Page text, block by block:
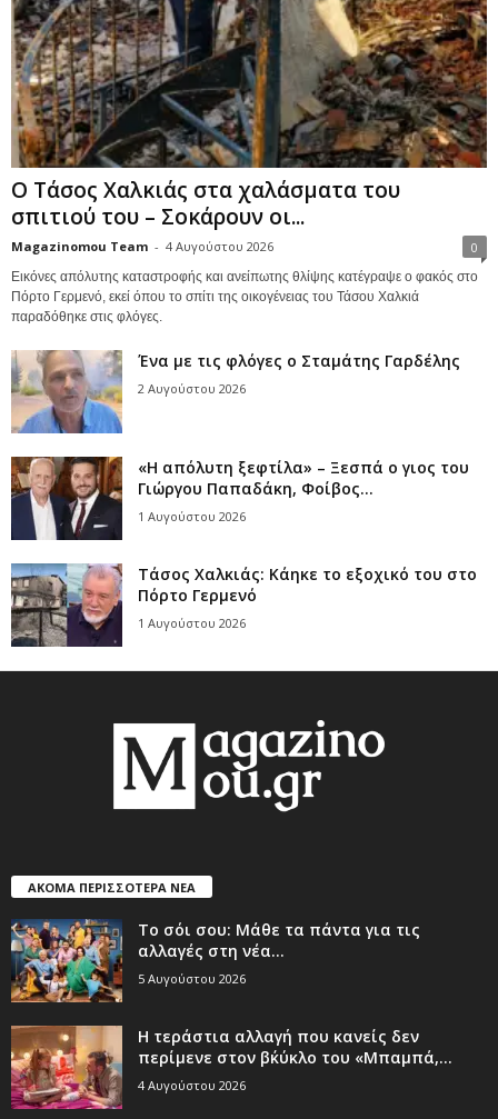
Ο Τάσος Χαλκιάς στα χαλάσματα του
σπιτιού του – Σοκάρουν οι...
Magazinomou Team - 4 Αυγούστου 2026 0
Εικόνες απόλυτης καταστροφής και ανείπωτης θλίψης κατέγραψε ο φακός στο
Πόρτο Γερμενό, εκεί όπου το σπίτι της οικογένειας του Τάσου Χαλκιά
παραδόθηκε στις φλόγες.
Ένα με τις φλόγες ο Σταμάτης Γαρδέλης
2 Αυγούστου 2026
«Η απόλυτη ξεφτίλα» – Ξεσπά ο γιος του
Γιώργου Παπαδάκη, Φοίβος...
1 Αυγούστου 2026
Τάσος Χαλκιάς: Κάηκε το εξοχικό του στο
Πόρτο Γερμενό
1 Αυγούστου 2026
ΑΚΟΜΑ ΠΕΡΙΣΣΟΤΕΡΑ ΝΕΑ
Το σόι σου: Μάθε τα πάντα για τις
αλλαγές στη νέα...
5 Αυγούστου 2026
Η τεράστια αλλαγή που κανείς δεν
περίμενε στον β΄κύκλο του «Μπαμπά,...
4 Αυγούστου 2026